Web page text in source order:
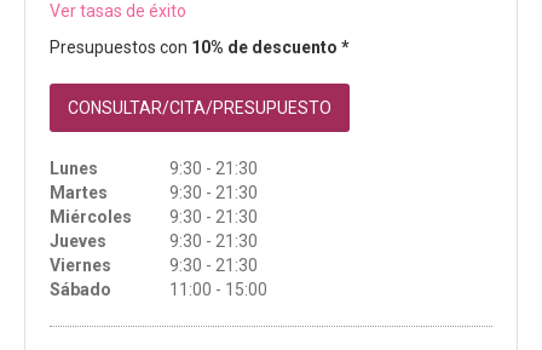
Ver tasas de éxito
Presupuestos con 10% de descuento *
CONSULTAR/CITA/PRESUPUESTO
Lunes
9:30 - 21:30
Martes
9:30 - 21:30
Miércoles
9:30 - 21:30
Jueves
9:30 - 21:30
Viernes
9:30 - 21:30
Sábado
11:00 - 15:00